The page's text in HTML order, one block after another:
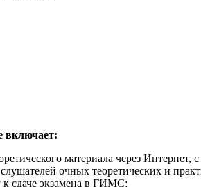
включает:
материала через
очных теоретических и
к сдаче экзамена в ГИМС;